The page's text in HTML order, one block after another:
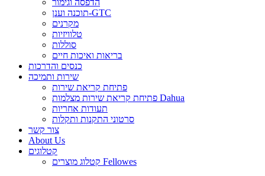
הדפסה וגימור
תוכנה וענן-GTC
מקרנים
טלוויזיות
סוללות
בריאות ואיכות חיים
כנסים והדרכות
שירות ותמיכה
פתיחת קריאת שירות
פתיחת קריאת שירות מצלמות Dahua
תעודות אחריות
סרטוני התקנות ותקלות
צור קשר
About Us
קטלוגים
קטלוג מוצרים Fellowes